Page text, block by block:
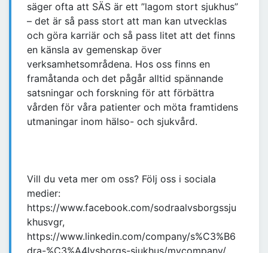
säger ofta att SÄS är ett ”lagom stort sjukhus”
– det är så pass stort att man kan utvecklas
och göra karriär och så pass litet att det finns
en känsla av gemenskap över
verksamhetsområdena. Hos oss finns en
framåtanda och det pågår alltid spännande
satsningar och forskning för att förbättra
vården för våra patienter och möta framtidens
utmaningar inom hälso- och sjukvård.
Vill du veta mer om oss? Följ oss i sociala
medier:
https://www.facebook.com/sodraalvsborgssju
khusvgr,
https://www.linkedin.com/company/s%C3%B6